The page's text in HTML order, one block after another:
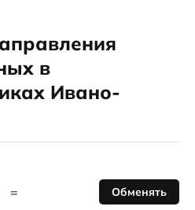
в
Ивано-
= Обменять